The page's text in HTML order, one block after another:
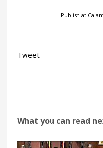
Publish at
Tweet
What you can read